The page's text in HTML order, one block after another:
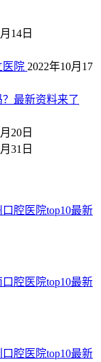
14日
医院 2022年10月17
最新资料来了
20日
31日
腔医院top10最新
腔医院top10最新
腔医院top10最新